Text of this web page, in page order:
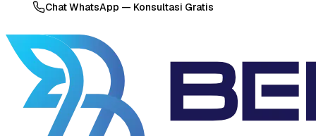
Chat WhatsApp — Konsultasi Gratis